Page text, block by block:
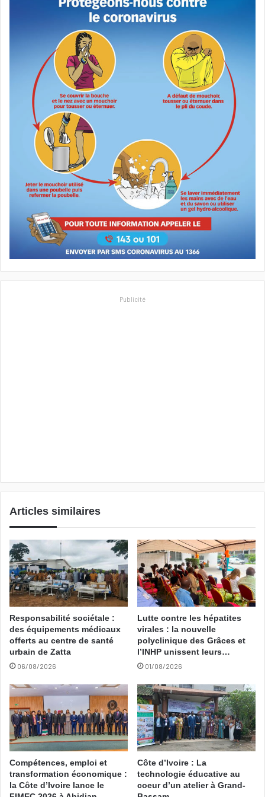
Publicité
Articles similaires
Responsabilité sociétale :
des équipements médicaux
offerts au centre de santé
urbain de Zatta
06/08/2026
Lutte contre les hépatites
virales : la nouvelle
polyclinique des Grâces et
l’INHP unissent leurs…
01/08/2026
Compétences, emploi et
transformation économique :
la Côte d’Ivoire lance le
Côte d’Ivoire : La
technologie éducative au
coeur d’un atelier à Grand-